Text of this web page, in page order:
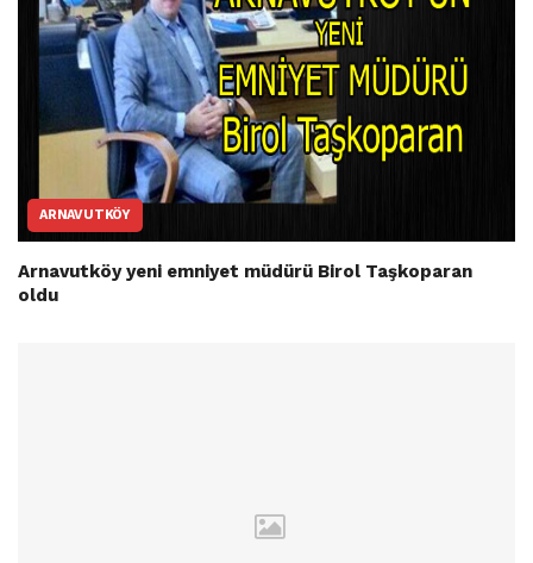
ARNAVUTKÖY
Arnavutköy yeni emniyet müdürü Birol Taşkoparan
oldu